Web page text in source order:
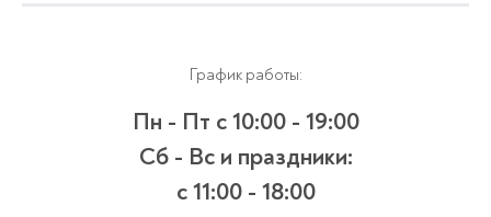
График работы:
Пн - Пт с 10:00 - 19:00
Сб - Вс и праздники:
c 11:00 - 18:00